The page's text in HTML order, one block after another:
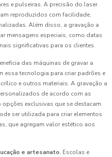
e pulseiras. A precisão do laser
reproduzidos com facilidade,
Além disso, a gravação a
mensagens especiais, como datas
significativas para os clientes.
das máquinas de gravar a
essa tecnologia para criar padrões e
e outros materiais. A gravação a
de acordo com as
exclusivas que se destacam
ser utilizada para criar elementos
que agregam valor estético aos
e artesanato. Escolas e